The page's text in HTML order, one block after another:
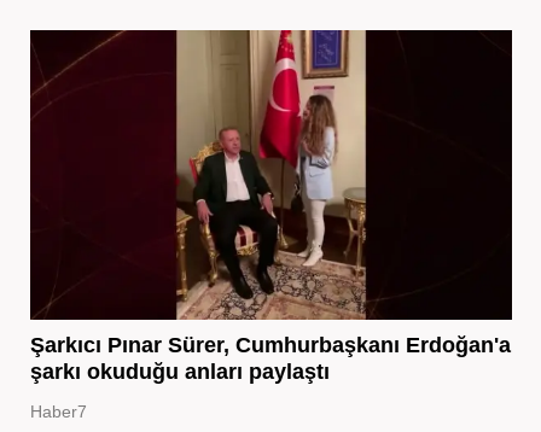
Şarkıcı Pınar Sürer, Cumhurbaşkanı Erdoğan'a
şarkı okuduğu anları paylaştı
Haber7